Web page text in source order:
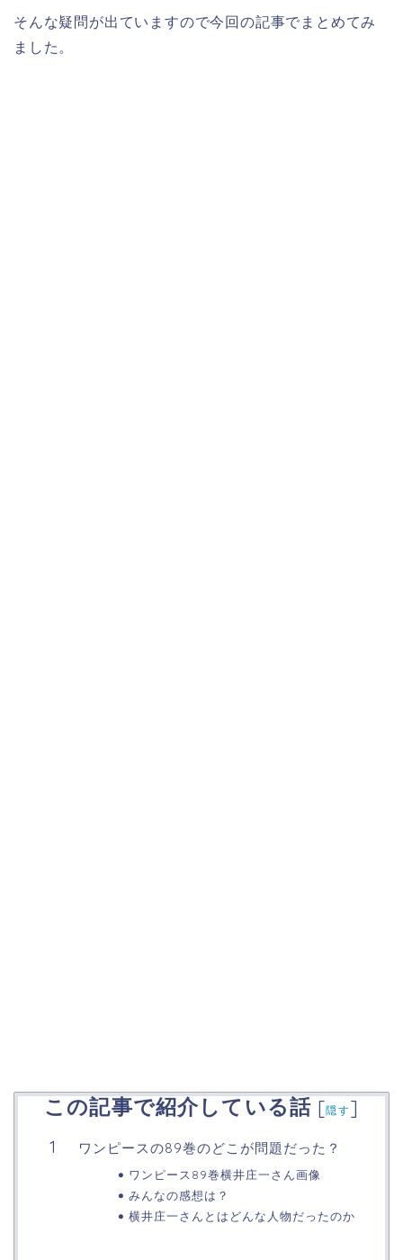
そんな疑問が出ていますので今回の記事でまとめてみ
ました。
この記事で紹介している話 [隠す]
ワンピースの89巻のどこが問題だった？
ワンピース89巻横井庄一さん画像
みんなの感想は？
横井庄一さんとはどんな人物だったのか